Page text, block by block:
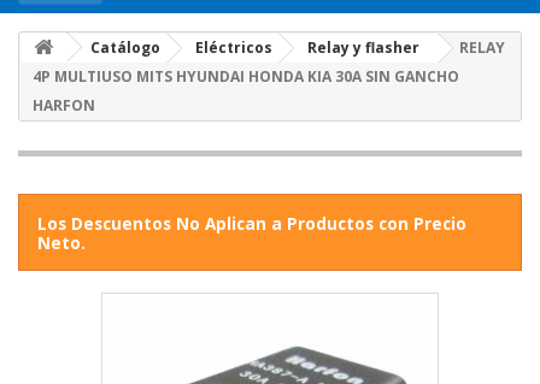
Catálogo Eléctricos Relay y flasher
RELAY
4P MULTIUSO MITS HYUNDAI HONDA KIA 30A SIN GANCHO
HARFON
Los Descuentos No Aplican a Productos con Precio
Neto.